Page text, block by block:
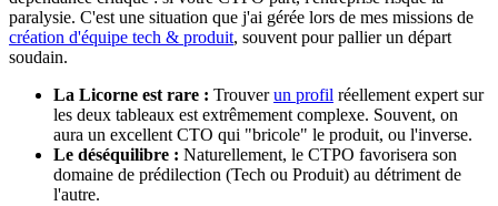
paralysie. C'est une situation que j'ai gérée lors de mes missions de
création d'équipe tech & produit, souvent pour pallier un départ
soudain.
La Licorne est rare : Trouverun profil réellement expert sur
les deux tableaux est extrêmement complexe. Souvent, on
aura un excellent CTO qui "bricole" le produit, ou l'inverse.
Le déséquilibre : Naturellement, le CTPO favorisera son
domaine de prédilection (Tech ou Produit) au détriment de
l'autre.